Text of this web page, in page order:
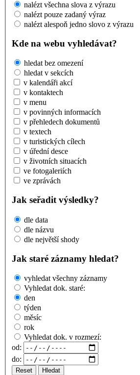
nalézt všechna slova z výrazu
nalézt pouze zadaný výraz
nalézt alespoň jedno slovo z výrazu
Kde na webu vyhledávat?
hledat bez omezení
hledat v sekcích
v kalendáři akcí
v kontaktech
v menu
v povinných informacích
v přehledech dokumentů
v textech
v turistických cílech
v úřední desce
v životních situacích
ve fotogaleriích
ve zprávách
Jak seřadit výsledky?
dle data
dle názvu
dle největší shody
Jak staré záznamy hledat?
vyhledat všechny záznamy
Vyhledat dok. staré:
den
týden
měsíc
rok
Vyhledat dok. v rozmezí:
od:
do:
Reset Hledat